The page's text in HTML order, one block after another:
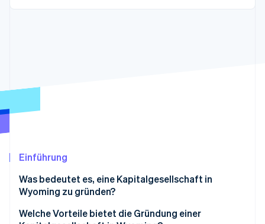
Online-Identitätsprüfung
Jetzt ansehen
Ecosystem
Einführung
Was bedeutet es, eine Kapitalgesellschaft in
Wyoming zu gründen?
Welche Vorteile bietet die Gründung einer